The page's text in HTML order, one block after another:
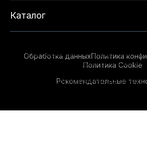
Каталог
Обработка данныхПолитика
Политика Cookie
Рекомендательные
опыта на нашем сайте. Продолжая
данный сайт, вы соглашаетесь с
технологий. Для получения